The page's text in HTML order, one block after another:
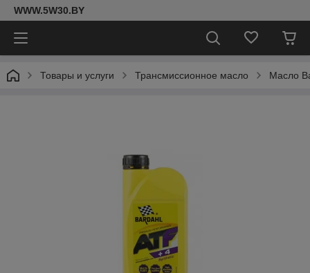
WWW.5W30.BY
Товары и услуги Трансмиссионное масло Масло